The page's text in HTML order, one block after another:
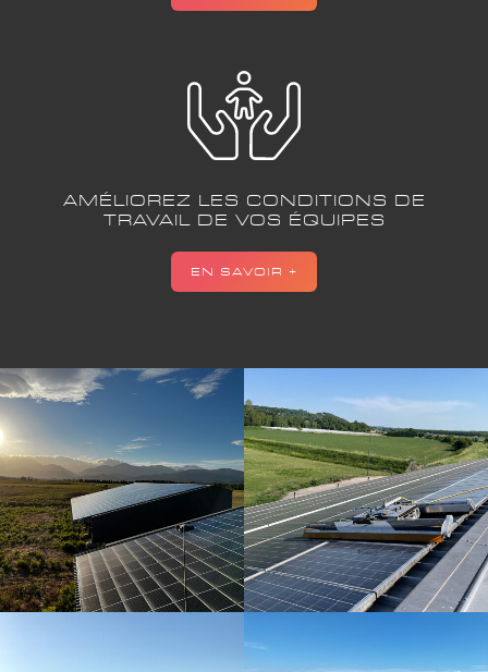
AMÉLIOREZ LES CONDITIONS DE
TRAVAIL DE VOS ÉQUIPES
EN SAVOIR +